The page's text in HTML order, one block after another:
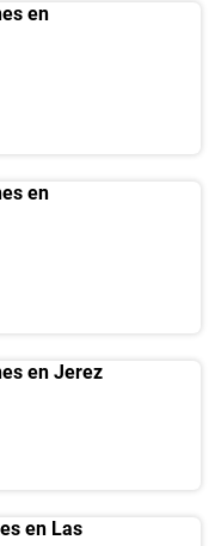
en
en
en Jerez
en Las